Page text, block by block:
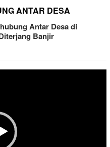
ANTAR DESA
Antar Desa di
Banjir